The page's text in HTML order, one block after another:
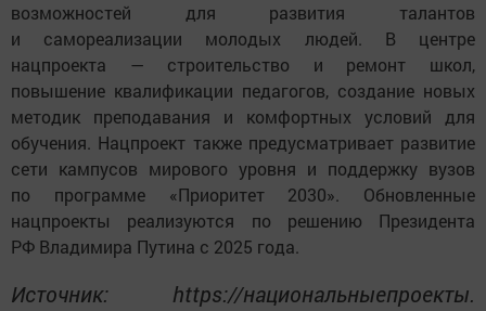
возможностей для развития талантов
и самореализации молодых людей. В центре
нацпроекта — строительство и ремонт школ,
повышение квалификации педагогов, создание новых
методик преподавания и комфортных условий для
обучения. Нацпроект также предусматривает развитие
сети кампусов мирового уровня и поддержку вузов
по программе «Приоритет 2030». Обновленные
нацпроекты реализуются по решению Президента
РФ Владимира Путина с 2025 года.
Источник: https://национальныепроекты.